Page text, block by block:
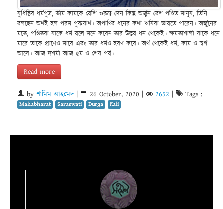
যুধিষ্ঠির ধর্মপুত্র, ভীম কামকে বেশি গুরুত্ব দেন কিন্তু অর্জুন বেশ পণ্ডিত মানুষ, তিনি
বলছেন অর্থই হল পরম পুরুষার্থ। অপার্থিব ধনের কথা ঋষিরা ভাবতে পারেন। অর্জুনের
মতে, পণ্ডিতরা যাকে ধর্ম বলে মনে করেন তার উদ্ভব ধন থেকেই। ক্ষমতাশালী যাকে ধনে
মারে তাকে প্রাণেও মারে এবং তার ধর্মও হরণ করে। অর্থ থেকেই ধর্ম, কাম ও স্বর্গ
আসে। আজ দশমী আজ ৫ম ও শেষ পর্ব।
Read more
byশামিম আহমেদ| 26 October, 2020 2652 Tags :
Mahabharat Saraswati Durga Kali